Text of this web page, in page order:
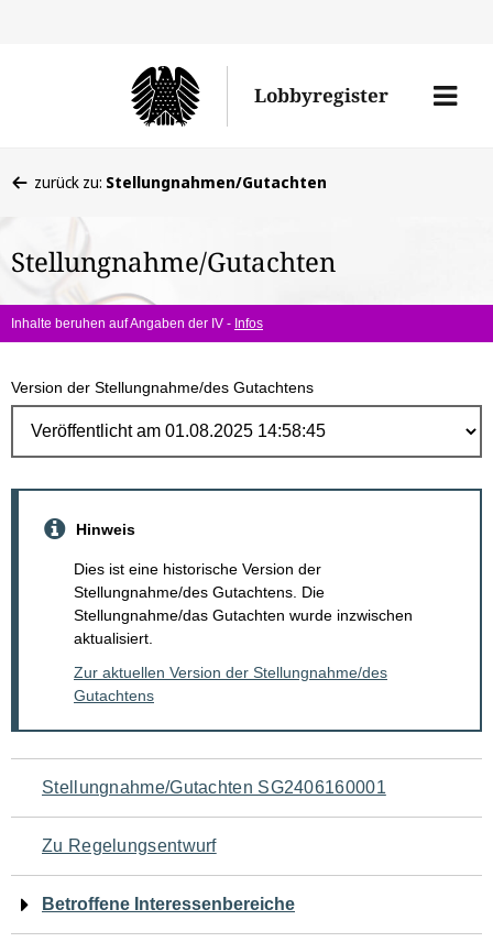
Lobbyregister
Menü
befinden
hier:
zurück zu: Stellungnahmen/Gutachten
Stellungnahme/Gutachten
Inhalte beruhen auf Angaben der IV - Infos
Version der Stellungnahme/des Gutachtens
Hinweis
Dies ist eine historische Version der
Stellungnahme/des Gutachtens. Die
Stellungnahme/das Gutachten wurde inzwischen
aktualisiert.
Zur aktuellen Version der Stellungnahme/des
Gutachtens
Navigation
für
den
Seiteninhalt
Stellungnahme/Gutachten SG2406160001
Zu Regelungsentwurf
Betroffene Interessenbereiche